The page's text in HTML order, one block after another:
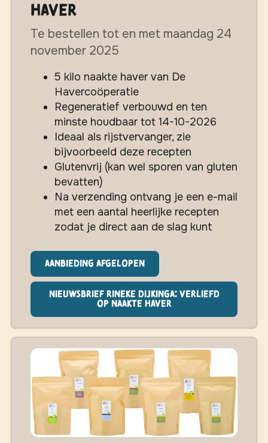
Haver
Te bestellen tot en met maandag 24
november 2025
5 kilo naakte haver van De
Havercoöperatie
Regeneratief verbouwd en ten
minste houdbaar tot 14-10-2026
Ideaal als rijstvervanger, zie
bijvoorbeeld deze recepten
Glutenvrij (kan wel sporen van gluten
bevatten)
Na verzending ontvang je een e-mail
met een aantal heerlijke recepten
zodat je direct aan de slag kunt
Aanbieding afgelopen
Nieuwsbrief Rineke Dijkinga: Verliefd
op Naakte Haver